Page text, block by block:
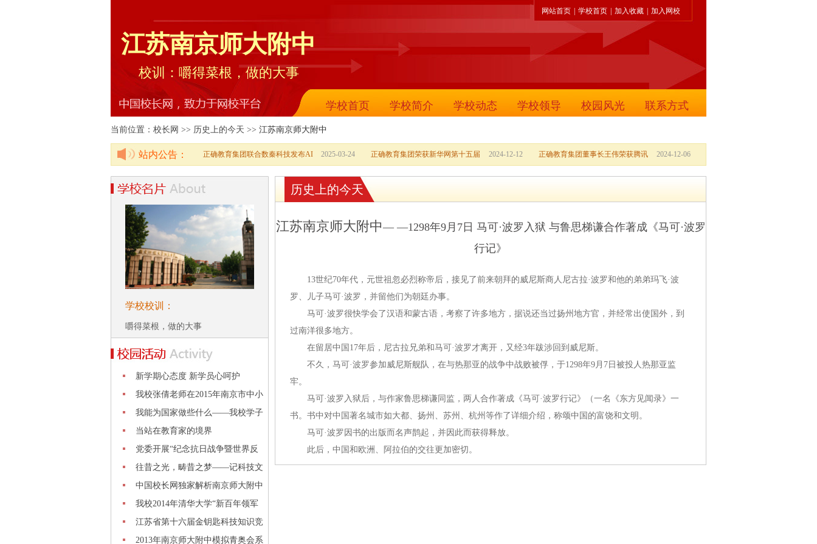
网站首页 学校首页 加入收藏 加入网校
江苏南京师大附中
校训：嚼得菜根，做的大事
学校首页 学校简介 学校动态 学校领导 校园风光 联系方式
当前位置：校长网 >> 历史上的今天 >> 江苏南京师大附中
站内公告： 2025-03-24
正确教育集团联合数秦科技发布AI 2024-12-12
正确教育集团荣获新华网第十五届 2024-12-06
正确教育集团董事长王伟荣获腾讯
学校校训：
嚼得菜根，做的大事
新学期心态度 新学员心呵护
我校张倩老师在2015年南京市中小
学班
我能为国家做些什么——我校学子
参加
当站在教育家的境界
党委开展“纪念抗日战争暨世界反
法西
往昔之光，畴昔之梦——记科技文
化节
中国校长网独家解析南京师大附中
管理
我校2014年清华大学“新百年领军
计划
江苏省第十六届金钥匙科技知识竞
赛喜
2013年南京师大附中模拟青奥会系
历史上的今天
江苏南京师大附中— —1298年9月7日 马可·波罗入狱 与鲁思梯谦合作著成《马可·波罗
行记》
13世纪70年代，元世祖忽必烈称帝后，接见了前来朝拜的威尼斯商人尼古拉·波罗和他的弟弟玛飞·波
罗、儿子马可·波罗，并留他们为朝廷办事。
马可·波罗很快学会了汉语和蒙古语，考察了许多地方，据说还当过扬州地方官，并经常出使国外，到
过南洋很多地方。
在留居中国17年后，尼古拉兄弟和马可·波罗才离开，又经3年跋涉回到威尼斯。
不久，马可·波罗参加威尼斯舰队，在与热那亚的战争中战败被俘，于1298年9月7日被投人热那亚监
牢。
马可·波罗入狱后，与作家鲁思梯谦同监，两人合作著成《马可·波罗行记》（一名《东方见闻录》一
书。书中对中国著名城市如大都、扬州、苏州、杭州等作了详细介绍，称颂中国的富饶和文明。
马可·波罗因书的出版而名声鹊起，并因此而获得释放。
此后，中国和欧洲、阿拉伯的交往更加密切。